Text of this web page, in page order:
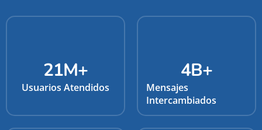
Usuarios Atendidos
21M+
Mensajes
Intercambiados
4B+